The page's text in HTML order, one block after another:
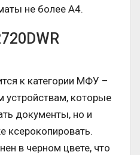
не более А4.
к категории МФУ –
которые
документы, но и
ксерокопировать.
в черном цвете, что